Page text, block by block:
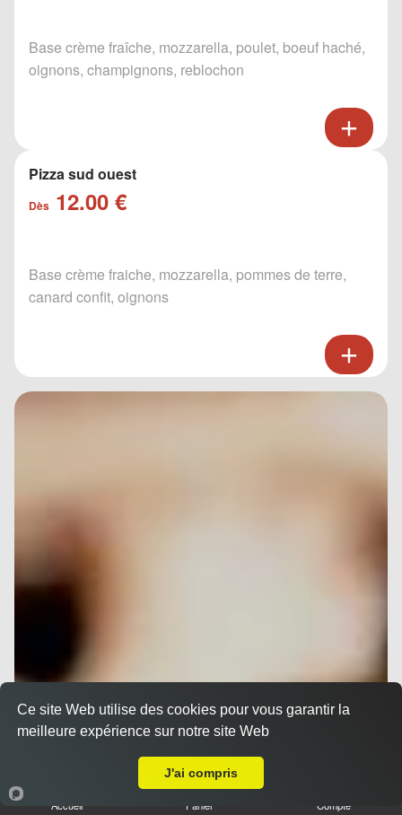
Base crème fraîche, mozzarella, poulet, boeuf haché,
oignons, champignons, reblochon
Pizza sud ouest
Dès 12.00 €
Base crème fraiche, mozzarella, pommes de terre,
canard confit, oignons
Accueil Panier Compte
Ce site Web utilise des cookies pour vous garantir la
meilleure expérience sur notre site Web
J'ai compris